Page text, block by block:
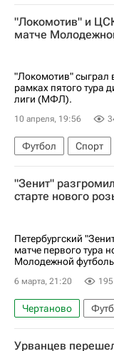
Концерн ПВО
Динамо Москва
"Локомотив" и
матче
"Локомотив" сыграл
рамках пятого тура
лиги (МФЛ).
10 апреля, 19:56
Футбол
Спорт
Концерн ПВО
Локомотив (Москва)
"Зенит"
старте нового
Петербургский
матче первого тура
Молодежной
6 марта, 21:20 195
Чертаново
Концерн ПВО
Урванцев